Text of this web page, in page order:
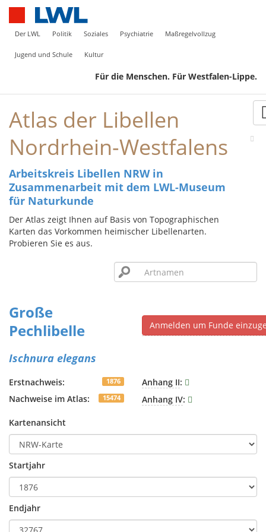
Der LWL Politik Soziales Psychiatrie Maßregelvollzug
Jugend und Schule Kultur
Für die Menschen. Für Westfalen-Lippe.
Atlas der Libellen
Nordrhein-Westfalens
Arbeitskreis Libellen NRW in
Zusammenarbeit mit dem LWL-Museum
für Naturkunde
Der Atlas zeigt Ihnen auf Basis von Topographischen
Karten das Vorkommen heimischer Libellenarten.
Probieren Sie es aus.
Große
Pechlibelle
Anmelden um Funde
Ischnura elegans
Erstnachweis: 1876
Nachweise im Atlas: 15474
Anhang II:
Anhang IV:
Kartenansicht
Startjahr
Endjahr